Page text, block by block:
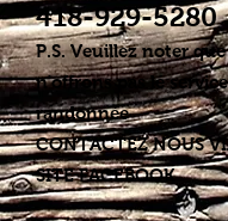
418-929-5280
P.S. Veuillez noter
n'offrons pas le
randonnée
CONTACTEZ NOUS
SITE FACEBOOK